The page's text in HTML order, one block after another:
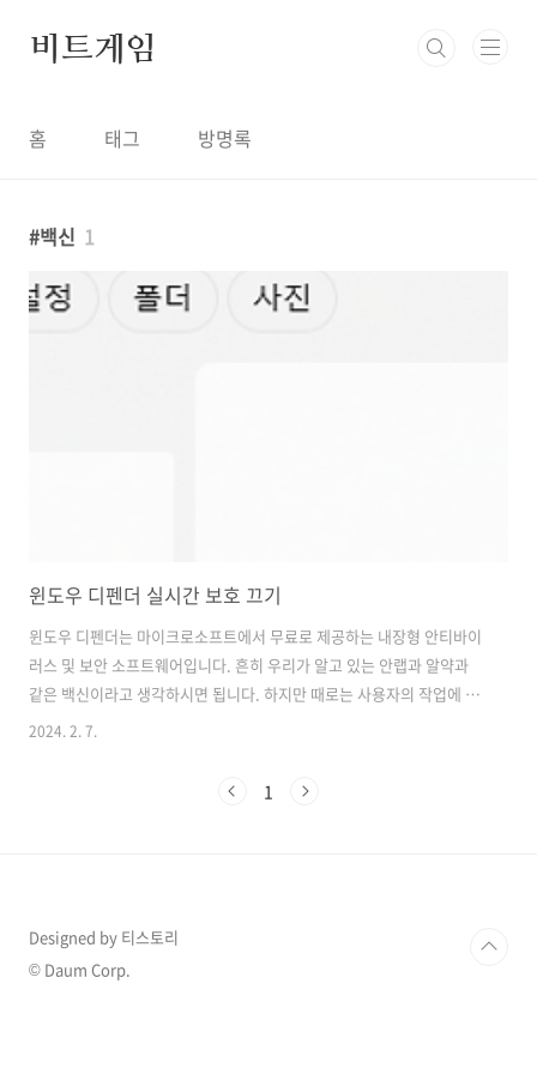
비트게임
홈 태그 방명록
백신 1
윈도우 디펜더 실시간 보호 끄기
윈도우 디펜더는 마이크로소프트에서 무료로 제공하는 내장형 안티바이
러스 및 보안 소프트웨어입니다. 흔히 우리가 알고 있는 안랩과 알약과
같은 백신이라고 생각하시면 됩니다. 하지만 때로는 사용자의 작업에 방
해가 될 수 있는데 예를 들어 파일 다운로드를 불가능하게 합니다. 그래
에 대해서 간단하게 알아보도록 하겠습니다. 해당 방법은 윈도우11 기준
2024. 2. 7.
1
Designed by 티스토리
© Daum Corp.